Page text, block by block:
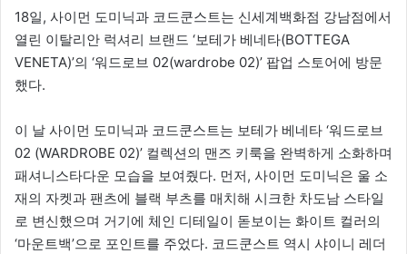
18일, 사이먼 도미닉과 코드쿤스트는 신세계백화점 강남점에서
열린 이탈리안 럭셔리 브랜드 ‘보테가 베네타(BOTTEGA
VENETA)’의 ‘워드로브 02(wardrobe 02)’ 팝업 스토어에 방문
했다.
이 날 사이먼 도미닉과 코드쿤스트는 보테가 베네타 ‘워드로브
02 (WARDROBE 02)’ 컬렉션의 맨즈 키룩을 완벽하게 소화하며
패셔니스타다운 모습을 보여줬다. 먼저, 사이먼 도미닉은 울 소
재의 자켓과 팬츠에 블랙 부츠를 매치해 시크한 차도남 스타일
로 변신했으며 거기에 체인 디테일이 돋보이는 화이트 컬러의
‘마운트백’으로 포인트를 주었다. 코드쿤스트 역시 샤이니 레더